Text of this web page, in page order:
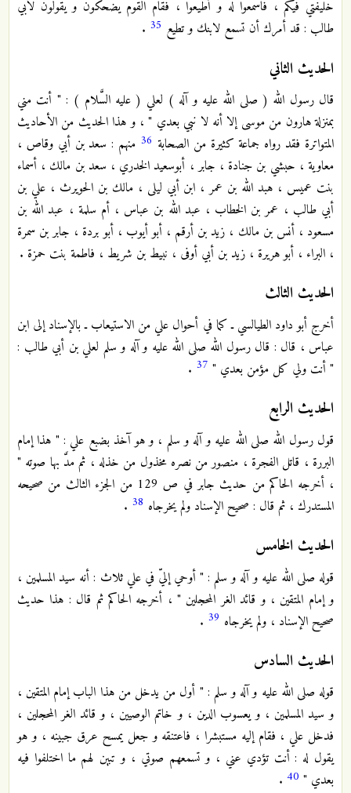
خليفتي فيكم ، فاسمعوا له و أطيعوا ، فقام القوم يضحكون و يقولون لأبي
طالب : قد أمرك أن تسمع لابنك و تطيع 35
.
الحديث الثاني
قال رسول الله ( صلى الله عليه و آله ) لعلي ( عليه السَّلام ) : " أنت مني
بمنزلة هارون من موسى إلا أنه لا نبي بعدي " ، و هذا الحديث من الأحاديث
المتواترة فقد رواه جماعة كثيرة من الصحابة 36 منهم : سعد بن أبي وقاص ،
معاوية ، حبشي بن جنادة ، جابر ، أبوسعيد الخدري ، سعد بن مالك ، أسماء
بنت عميس ، هبد الله بن عمر ، ابن أبي ليلى ، مالك بن الحويرث ، علي بن
أبي طالب ، عمر بن الخطاب ، عبد الله بن عباس ، أم سلمة ، عبد الله بن
مسعود ، أنس بن مالك ، زيد بن أرقم ، أبو أيوب ، أبو بردة ، جابر بن سمرة
، البراء ، أبو هريرة ، زيد بن أبي أوفى ، نبيط بن شريط ، فاطمة بنت حمزة .
الحديث الثالث
أخرج أبو داود الطيالسي ـ كما في أحوال علي من الاستيعاب ـ بالإسناد إلى ابن
عباس ، قال : قال رسول الله صلى الله عليه و آله و سلم لعلي بن أبي طالب :
" أنت ولي كل مؤمن بعدي " 37
.
الحديث الرابع
قول رسول الله صلى الله عليه و آله و سلم ، و هو آخذ بضبع علي : " هذا إمام
البررة ، قاتل الفجرة ، منصور من نصره مخذول من خذله ، ثم مدَّ بها صوته "
، أخرجه الحاكم من حديث جابر في ص 129 من الجزء الثالث من صحيحه
المستدرك ، ثم قال : صحيح الإسناد ولم يخرجاه 38
.
الحديث الخامس
قوله صلى الله عليه و آله و سلم : " أوحي إليّ في علي ثلاث : أنه سيد المسلمين ،
و إمام المتقين ، و قائد الغر المحجلين " ، أخرجه الحاكم ثم قال : هذا حديث
صحيح الإسناد ، ولم يخرجاه 39
.
الحديث السادس
قوله صلى الله عليه و آله و سلم : " أول من يدخل من هذا الباب إمام المتقين ،
و سيد المسلمين ، و يعسوب الدين ، و خاتم الوصيين ، و قائد الغر المحجلين ،
فدخل علي ، فقام إليه مستبشرا ، فاعتنقه و جعل يمسح عرق جبينه ، و هو
يقول له : أنت تؤدي عني ، و تسمعهم صوتي ، و تبين لهم ما اختلفوا فيه
بعدي " 40
.